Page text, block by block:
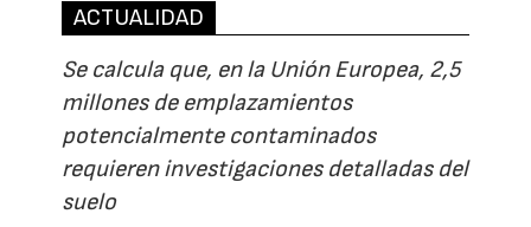
ACTUALIDAD
Se calcula que, en la Unión Europea, 2,5
millones de emplazamientos
potencialmente contaminados
requieren investigaciones detalladas del
suelo